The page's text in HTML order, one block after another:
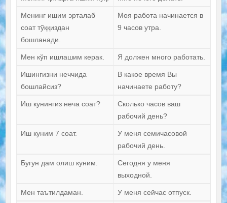
Менинг ишим эрталаб
соат тўққиздан
бошланади.
Моя работа начинается в
9 часов утра.
Мен кўп ишлашим керак. Я должен много работать.
Ишингизни неччида
бошлайсиз?
В какое время Вы
начинаете работу?
Иш кунингиз неча соат?
Сколько часов ваш
рабочий день?
Иш куним 7 соат.
У меня семичасовой
рабочий день.
Бугун дам олиш куним.
Сегодня у меня
выходной.
Мен таътилдаман. У меня сейчас отпуск.